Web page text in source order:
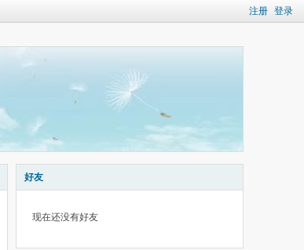
注册 登录
好友
现在还没有好友